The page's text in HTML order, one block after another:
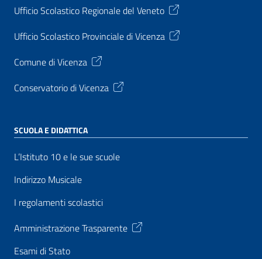
Ufficio Scolastico Regionale del Veneto
Ufficio Scolastico Provinciale di Vicenza
Comune di Vicenza
Conservatorio di Vicenza
SCUOLA E DIDATTICA
L’Istituto 10 e le sue scuole
Indirizzo Musicale
I regolamenti scolastici
Amministrazione Trasparente
Esami di Stato